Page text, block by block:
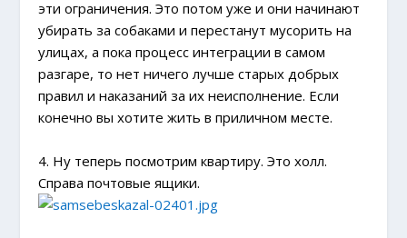
эти ограничения. Это потом уже и они начинают
убирать за собаками и перестанут мусорить на
улицах, а пока процесс интеграции в самом
разгаре, то нет ничего лучше старых добрых
правил и наказаний за их неисполнение. Если
конечно вы хотите жить в приличном месте.
4. Ну теперь посмотрим квартиру. Это холл.
Справа почтовые ящики.